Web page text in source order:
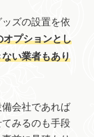
ズの設置を依
オプションとし
い業者もあり
会社であれば
みるのも手段